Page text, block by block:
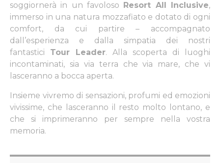
soggiornerà in un favoloso Resort All Inclusive,
immerso in una natura mozzafiato e dotato di ogni
comfort, da cui partire – accompagnato
dall’esperienza e dalla simpatia dei nostri
fantastici Tour Leader. Alla scoperta di luoghi
incontaminati, sia via terra che via mare, che vi
lasceranno a bocca aperta.
Insieme vivremo di sensazioni, profumi ed emozioni
vivissime, che lasceranno il resto molto lontano, e
che si imprimeranno per sempre nella vostra
memoria.